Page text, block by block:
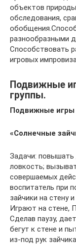
объектов
обследования,
разнообразными
Способствовать
игровых
Подвижные
группы.
Подвижные игры
«Солнечные
Задачи: повышать
ловкость;
совершаемых
воспитатель при
зайчики на стену
Играют на стене,
Сделав паузу,
бегут к стене и
из-под рук